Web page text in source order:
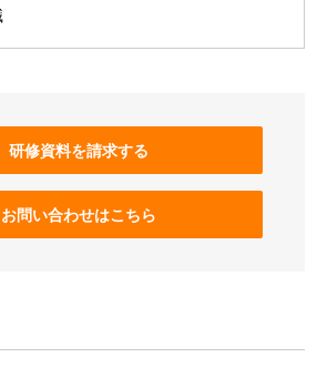
研修資料を請求する
お問い合わせはこちら